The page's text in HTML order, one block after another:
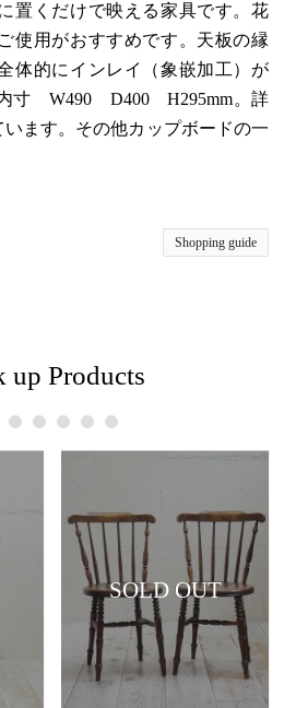
置くだけで映える家具です。花
使用がおすすめです。天板の縁
体的にインレイ（象嵌加工）が
寸 W490 D400 H295mm。詳
ます。その他カップボードの一
Shopping guide
up Products
SOLD OUT
2 3 4 5 6